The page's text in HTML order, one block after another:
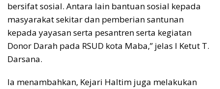
bersifat sosial. Antara lain bantuan sosial kepada
masyarakat sekitar dan pemberian santunan
kepada yayasan serta pesantren serta kegiatan
Donor Darah pada RSUD kota Maba,” jelas I Ketut T.
Darsana.
Ia menambahkan, Kejari Haltim juga melakukan